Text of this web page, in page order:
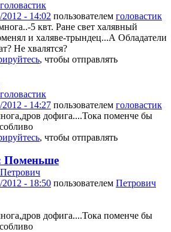
2012 - 14:02 пользователем головастик
5 квт. Ране свет халявный
и халяве-трындец...А Обладатели
Не хвалятся?
, чтобы отправлять
2012 - 14:27 пользователем головастик
дофига....Тока поменче бы
, чтобы отправлять
Поменьше
2012 - 18:50 пользователем Петрович
дофига....Тока поменче бы